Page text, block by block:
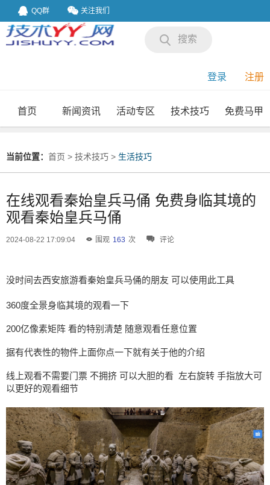
QQ群 关注我们
搜索
登录 注册
首页 新闻资讯 活动专区 技术技巧 免费马甲
当前位置： 首页 > 技术技巧 > 生活技巧
在线观看秦始皇兵马俑 免费身临其境的
观看秦始皇兵马俑
2024-08-22 17:09:04 围观 163 次 评论
没时间去西安旅游看秦始皇兵马俑的朋友 可以使用此工具
360度全景身临其境的观看一下
200亿像素矩阵 看的特别清楚 随意观看任意位置
据有代表性的物件上面你点一下就有关于他的介绍
线上观看不需要门票 不拥挤 可以大胆的看 左右旋转 手指放大可
以更好的观看细节